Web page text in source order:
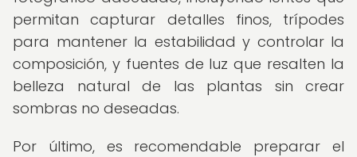
permitan capturar detalles finos, trípodes
para mantener la estabilidad y controlar la
composición, y fuentes de luz que resalten la
belleza natural de las plantas sin crear
sombras no deseadas.
Por último, es recomendable preparar el